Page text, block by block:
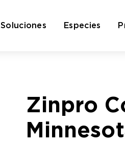
Soluciones Especies
Zinpro